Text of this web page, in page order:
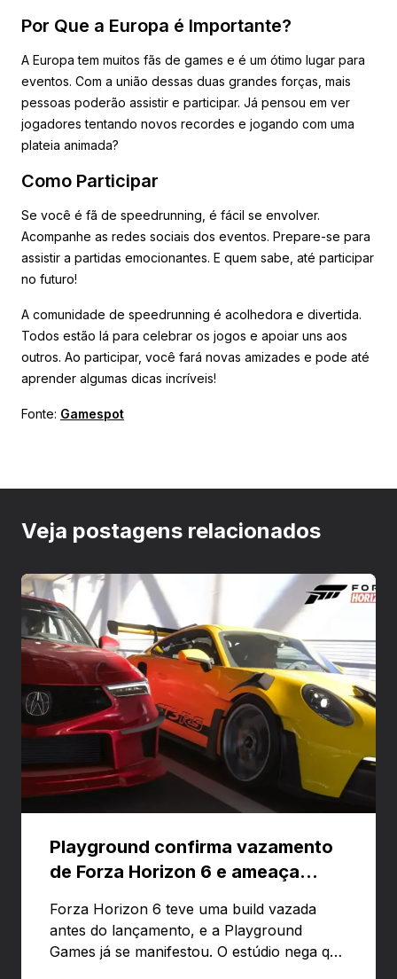
Por Que a Europa é Importante?
A Europa tem muitos fãs de games e é um ótimo lugar para
eventos. Com a união dessas duas grandes forças, mais
pessoas poderão assistir e participar. Já pensou em ver
jogadores tentando novos recordes e jogando com uma
plateia animada?
Como Participar
Se você é fã de speedrunning, é fácil se envolver.
Acompanhe as redes sociais dos eventos. Prepare-se para
assistir a partidas emocionantes. E quem sabe, até participar
no futuro!
A comunidade de speedrunning é acolhedora e divertida.
Todos estão lá para celebrar os jogos e apoiar uns aos
outros. Ao participar, você fará novas amizades e pode até
aprender algumas dicas incríveis!
Fonte: Gamespot
Veja postagens relacionados
Playground confirma vazamento
de Forza Horizon 6 e ameaça
Forza Horizon 6 teve uma build vazada
antes do lançamento, e a Playground
Games já se manifestou. O estúdio nega que